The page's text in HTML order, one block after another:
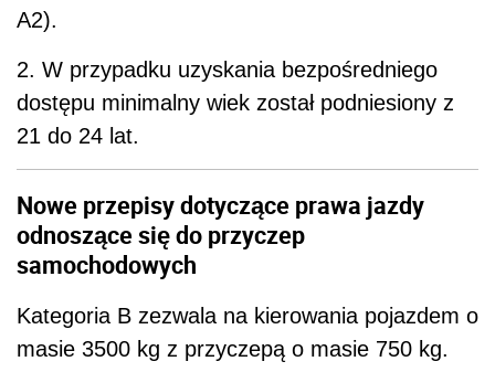
A2).
2. W przypadku uzyskania bezpośredniego
dostępu minimalny wiek został podniesiony z
21 do 24 lat.
Nowe przepisy dotyczące prawa jazdy
odnoszące się do przyczep
samochodowych
Kategoria B zezwala na kierowania pojazdem o
masie 3500 kg z przyczepą o masie 750 kg.